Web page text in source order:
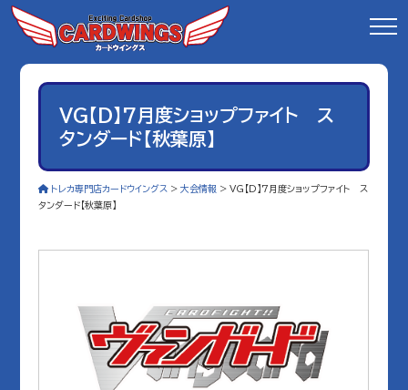
VG【D】7月度ショップファイト ス
タンダード【秋葉原】
トレカ専門店カードウイングス >大会情報 >VG【D】7月度ショップファイト ス
タンダード【秋葉原】